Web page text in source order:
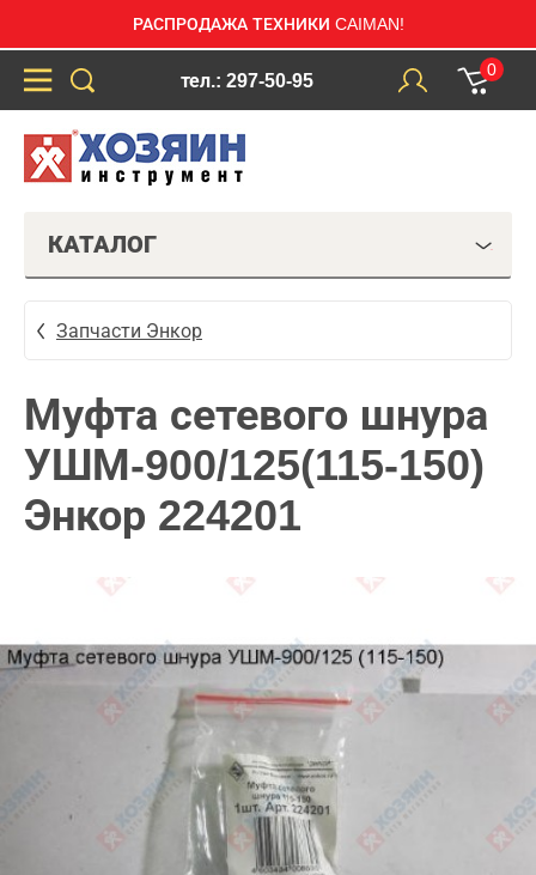
РАСПРОДАЖА ТЕХНИКИ CAIMAN!
тел.: 297-50-95
0
КАТАЛОГ
Запчасти Энкор
Муфта сетевого шнура
УШМ-900/125(115-150)
Энкор 224201